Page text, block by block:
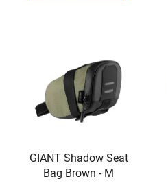
GIANT Shadow Seat
Bag Brown - M